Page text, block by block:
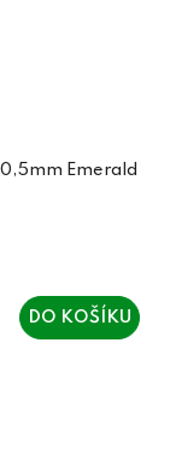
Emerald
DO KOŠÍKU